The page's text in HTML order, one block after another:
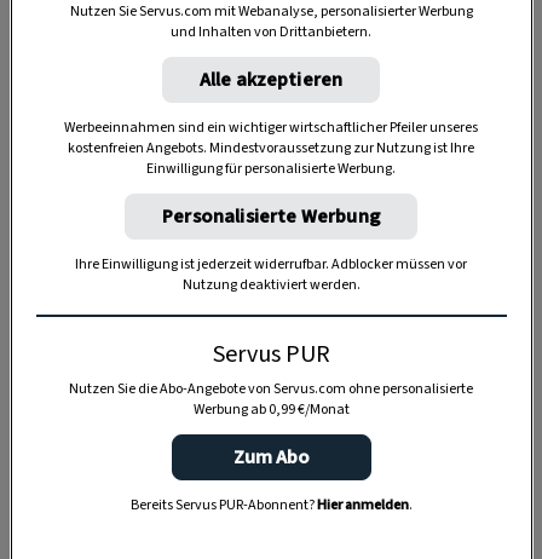
Anzeige
Nutzen Sie Servus.com mit Webanalyse, personalisierter Werbung
und Inhalten von Drittanbietern.
Alle akzeptieren
Werbeeinnahmen sind ein wichtiger wirtschaftlicher Pfeiler unseres
kostenfreien Angebots. Mindestvoraussetzung zur Nutzung ist Ihre
Einwilligung für personalisierte Werbung.
Personalisierte Werbung
Ihre Einwilligung ist jederzeit widerrufbar. Adblocker müssen vor
Nutzung deaktiviert werden.
Servus PUR
Nutzen Sie die Abo-Angebote von Servus.com ohne personalisierte
Werbung ab 0,99 €/Monat
Zum Abo
Bereits Servus PUR-Abonnent?Hier anmelden.